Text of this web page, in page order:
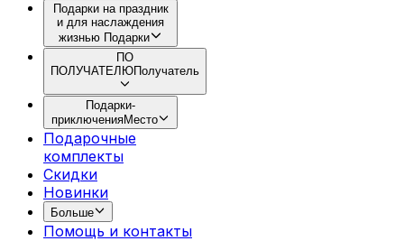
Подарки на праздник
и для наслаждения
жизнью Подарки
ПО
ПОЛУЧАТЕЛЮПолучатель
Подарки-
приключенияМесто
Подарочные
комплекты
Скидки
Новинки
Больше
Помощь и контакты